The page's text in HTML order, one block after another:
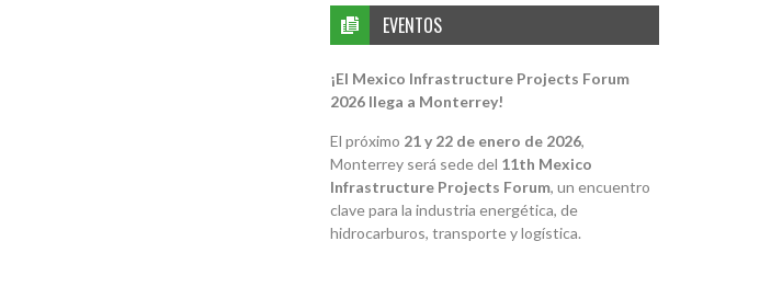
EVENTOS
¡El Mexico Infrastructure Projects Forum
2026 llega a Monterrey!
El próximo 21 y 22 de enero de 2026,
Monterrey será sede del 11th Mexico
Infrastructure Projects Forum, un encuentro
clave para la industria energética, de
hidrocarburos, transporte y logística.